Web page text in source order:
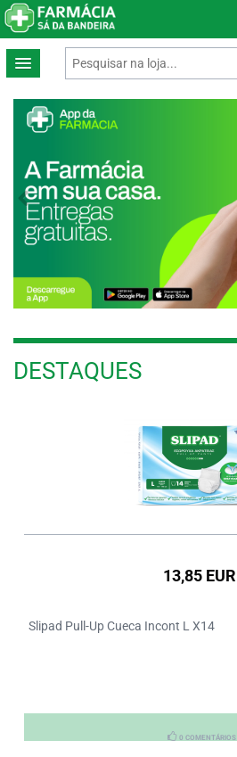
Previous
DESTAQUES
13,85 EUR
Slipad Pull-Up Cueca Incont L X14
0 COMENTÁRIOS